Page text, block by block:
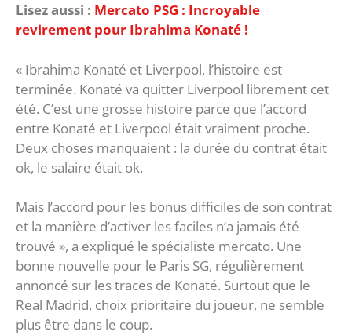
Lisez aussi : Mercato PSG : Incroyable
revirement pour Ibrahima Konaté !
« Ibrahima Konaté et Liverpool, l’histoire est
terminée. Konaté va quitter Liverpool librement cet
été. C’est une grosse histoire parce que l’accord
entre Konaté et Liverpool était vraiment proche.
Deux choses manquaient : la durée du contrat était
ok, le salaire était ok.
Mais l’accord pour les bonus difficiles de son contrat
et la manière d’activer les faciles n’a jamais été
trouvé », a expliqué le spécialiste mercato. Une
bonne nouvelle pour le Paris SG, régulièrement
annoncé sur les traces de Konaté. Surtout que le
Real Madrid, choix prioritaire du joueur, ne semble
plus être dans le coup.